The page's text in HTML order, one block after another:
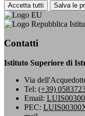
Accetta tutti Salva le
Contatti
Istituto Superiore di
Via
Tel: (+39)
Email:
PEC: